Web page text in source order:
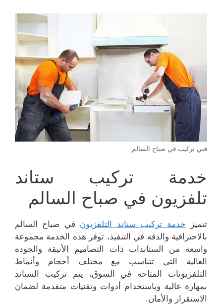
فني تركيب في صباح السالم
خدمة تركيب ستاند
تلفزيون في صباح السالم
تتميز خدمة تركيب ستاند التلفزيون في صباح السالم
بالاحترافية والدقة في التنفيذ، توفر هذه الخدمة مجموعة
واسعة من الستاندات ذات التصاميم الأنيقة والجودة
العالية التي تتناسب مع مختلف أحجام وأنماط
التلفزيونات المتاحة في السوق، يتم تركيب الستاند
بمهارة عالية وباستخدام أدوات وتقنيات متقدمة لضمان
الاستقرار والأمان.